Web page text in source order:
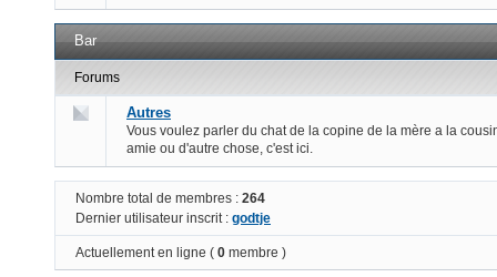
Bar
Forums
Autres
Vous voulez parler du chat de la copine de la mère a la
amie ou d'autre chose, c'est ici.
Nombre total de membres : 264
Dernier utilisateur inscrit : godtje
Actuellement en ligne ( 0 membre )